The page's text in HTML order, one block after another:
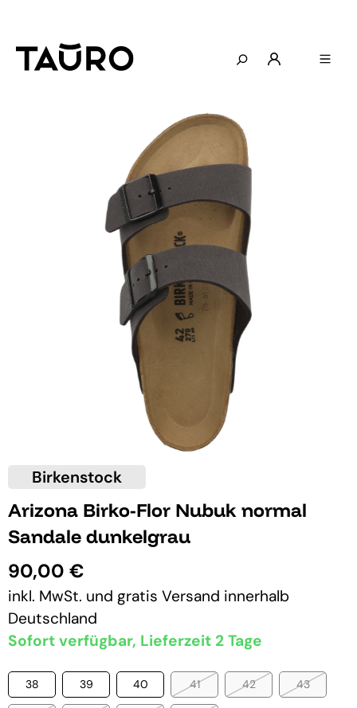
Birkenstock
Arizona Birko-Flor Nubuk normal
Sandale dunkelgrau
90,00 €
inkl. MwSt. und gratis Versand innerhalb
Deutschland
Sofort verfügbar, Lieferzeit 2 Tage
38 39 40 41 42 43